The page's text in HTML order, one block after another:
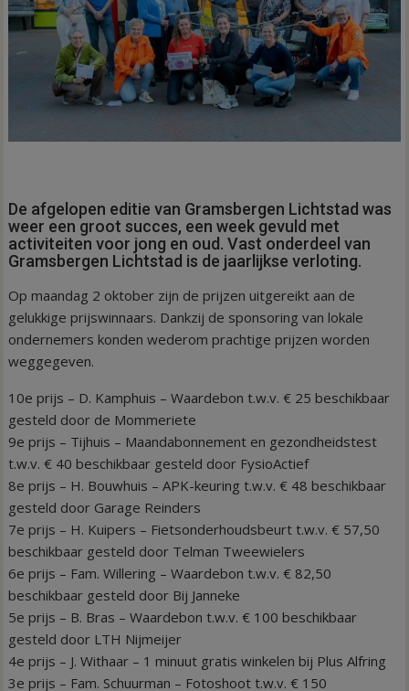
De afgelopen editie van Gramsbergen Lichtstad was
weer een groot succes, een week gevuld met
activiteiten voor jong en oud. Vast onderdeel van
Gramsbergen Lichtstad is de jaarlijkse verloting.
Op maandag 2 oktober zijn de prijzen uitgereikt aan de
gelukkige prijswinnaars. Dankzij de sponsoring van lokale
ondernemers konden wederom prachtige prijzen worden
weggegeven.
10e prijs – D. Kamphuis – Waardebon t.w.v. € 25 beschikbaar
gesteld door de Mommeriete
9e prijs – Tijhuis – Maandabonnement en gezondheidstest
t.w.v. € 40 beschikbaar gesteld door FysioActief
8e prijs – H. Bouwhuis – APK-keuring t.w.v. € 48 beschikbaar
gesteld door Garage Reinders
7e prijs – H. Kuipers – Fietsonderhoudsbeurt t.w.v. € 57,50
beschikbaar gesteld door Telman Tweewielers
6e prijs – Fam. Willering – Waardebon t.w.v. € 82,50
beschikbaar gesteld door Bij Janneke
5e prijs – B. Bras – Waardebon t.w.v. € 100 beschikbaar
gesteld door LTH Nijmeijer
4e prijs – J. Withaar – 1 minuut gratis winkelen bij Plus Alfring
3e prijs – Fam. Schuurman – Fotoshoot t.w.v. € 150